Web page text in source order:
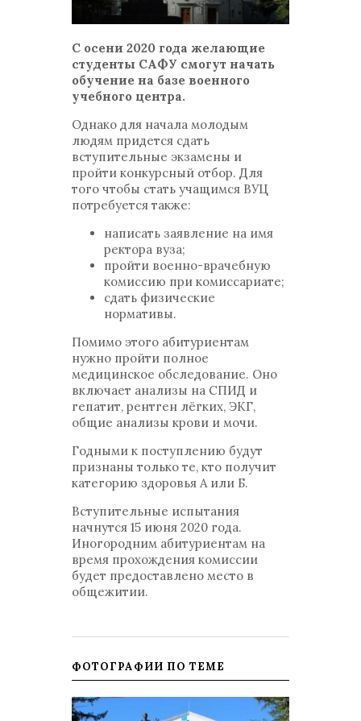
С осени 2020 года желающие
студенты САФУ смогут начать
обучение на базе военного
учебного центра.
Однако для начала молодым
людям придется сдать
вступительные экзамены и
пройти конкурсный отбор. Для
того чтобы стать учащимся ВУЦ
потребуется также:
написать заявление на имя
ректора вуза;
пройти военно-врачебную
комиссию при комиссариате;
сдать физические
нормативы.
Помимо этого абитуриентам
нужно пройти полное
медицинское обследование. Оно
включает анализы на СПИД и
гепатит, рентген лёгких, ЭКГ,
общие анализы крови и мочи.
Годными к поступлению будут
признаны только те, кто получит
категорию здоровья А или Б.
Вступительные испытания
начнутся 15 июня 2020 года.
Иногородним абитуриентам на
время прохождения комиссии
будет предоставлено место в
общежитии.
ФОТОГРАФИИ ПО ТЕМЕ